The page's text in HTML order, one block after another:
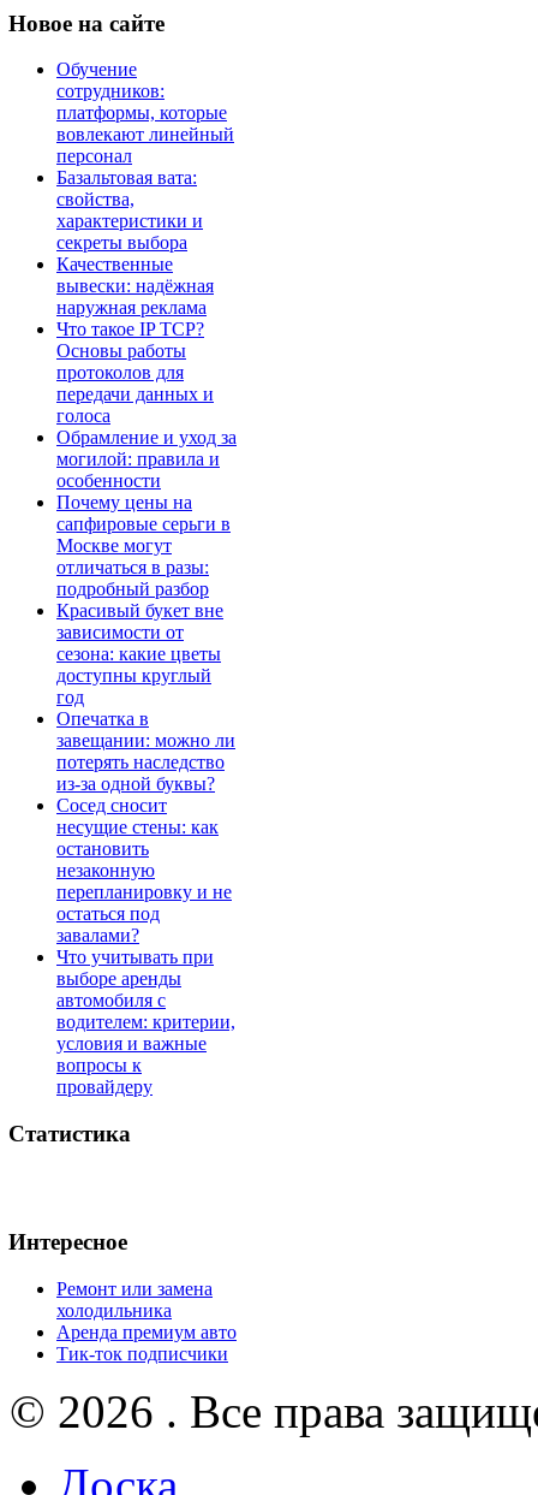
Новое на сайте
Обучение
сотрудников:
платформы, которые
вовлекают линейный
персонал
Базальтовая вата:
свойства,
характеристики и
секреты выбора
Качественные
вывески: надёжная
наружная реклама
Что такое IP TCP?
Основы работы
протоколов для
передачи данных и
голоса
Обрамление и уход за
могилой: правила и
особенности
Почему цены на
сапфировые серьги в
Москве могут
отличаться в разы:
подробный разбор
Красивый букет вне
зависимости от
сезона: какие цветы
доступны круглый
год
Опечатка в
завещании: можно ли
потерять наследство
из-за одной буквы?
Сосед сносит
несущие стены: как
остановить
незаконную
перепланировку и не
остаться под
завалами?
Что учитывать при
выборе аренды
автомобиля с
водителем: критерии,
условия и важные
вопросы к
провайдеру
Статистика
Интересное
Ремонт или замена
холодильника
Аренда премиум авто
Тик-ток подписчики
© 2026 . Все права